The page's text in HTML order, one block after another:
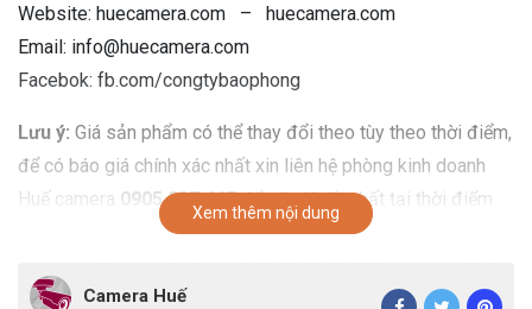
Website: huecamera.com – huecamera.com
Email: info@huecamera.com
Facebok: fb.com/congtybaophong
Lưu ý: Giá sản phẩm có thể thay đổi theo tùy theo thời điểm,
để có báo giá chính xác nhất xin liên hệ phòng kinh doanh
Huế camera 0905.037.467để có giá tốt nhất tại thời điểm
Xem thêm nội dung
Camera Huế